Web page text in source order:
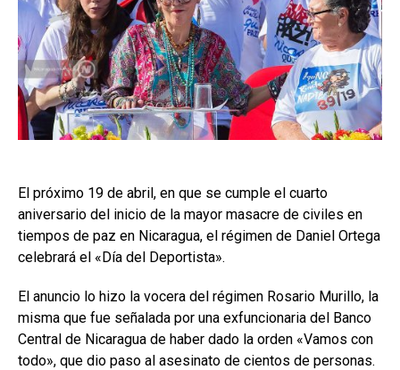
El próximo 19 de abril, en que se cumple el cuarto
aniversario del inicio de la mayor masacre de civiles en
tiempos de paz en Nicaragua, el régimen de Daniel Ortega
celebrará el «Día del Deportista».
El anuncio lo hizo la vocera del régimen Rosario Murillo, la
misma que fue señalada por una exfuncionaria del Banco
Central de Nicaragua de haber dado la orden «Vamos con
todo», que dio paso al asesinato de cientos de personas.